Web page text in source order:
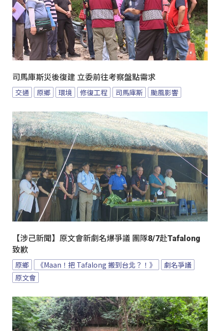
司馬庫斯災後復建 立委前往考察盤點需求
交通 原鄉 環境 修復工程 司馬庫斯 颱風影響
【涉己新聞】原文會新劇名爆爭議 團隊8/7赴Tafalong
致歉
原鄉 《Maan！把 Tafalong 搬到台北？！》
劇名爭議
原文會